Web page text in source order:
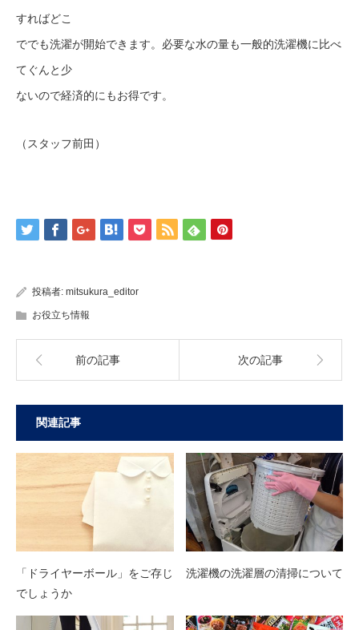
すればどこ
ででも洗濯が開始できます。必要な水の量も一般的洗濯機に比べ
てぐんと少
ないので経済的にもお得です。
（スタッフ前田）
投稿者: mitsukura_editor
お役立ち情報
前の記事 次の記事
関連記事
「ドライヤーボール」をご存じ
でしょうか
洗濯機の洗濯層の清掃について